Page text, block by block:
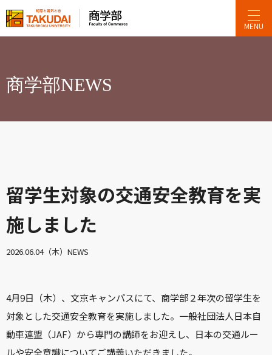
MENU
商学部NEWS
留学生対象の交通安全教育を実
施しました
2026.06.04（木） NEWS
4月9日（木）、文京キャンパスにて、商学部２年次の留学生を
対象とした交通安全教育を実施しました。一般社団法人日本自
動車連盟（JAF）から専門の講師をお迎えし、日本の交通ルー
ルや安全意識についてご講義いただきました。